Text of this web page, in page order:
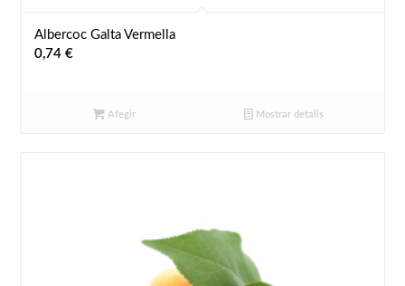
Albercoc Galta Vermella
0,74€
Afegir Mostrar detalls